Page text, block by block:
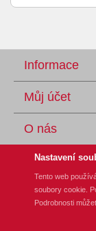
Informace
Můj účet
O nás
REM-
Nastavení
Tento web
soubory cookie.
Podrobnosti